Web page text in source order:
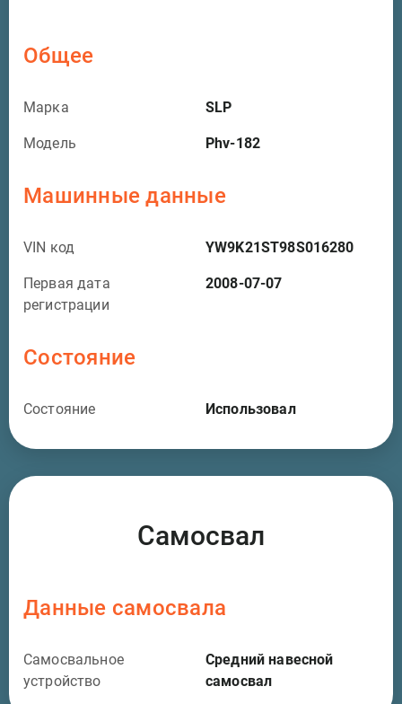
Общее
Марка SLP
Модель Phv-182
Машинные данные
VIN код YW9K21ST98S016280
Первая дата
регистрации
2008-07-07
Состояние
Состояние Использовал
Самосвал
Данные самосвала
Самосвальное
устройство
Средний навесной
самосвал